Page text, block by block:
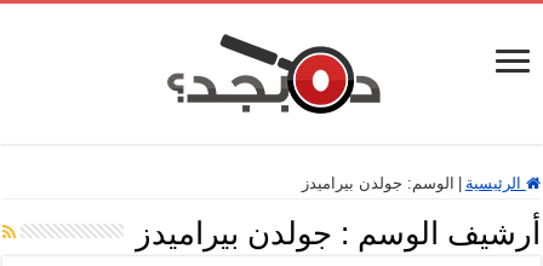
الرئيسية الوسم: جولدن بيراميدز
أرشيف الوسم : جولدن بيراميدز